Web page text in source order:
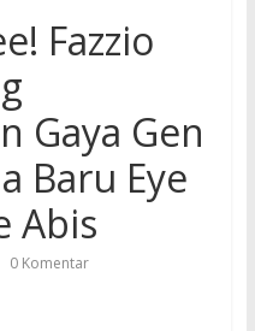
Fazzio
Gaya Gen
Baru Eye
Abis
0 Komentar